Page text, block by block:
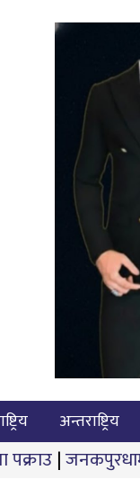
अन्तराष्ट्रिय
गृहमन्त्री गुरुङ